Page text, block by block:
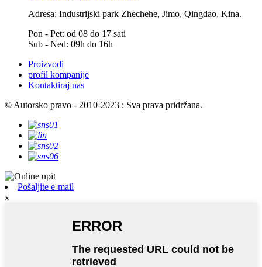
Adresa: Industrijski park Zhechehe, Jimo, Qingdao, Kina.
Pon - Pet: od 08 do 17 sati
Sub - Ned: 09h do 16h
Proizvodi
profil kompanije
Kontaktiraj nas
© Autorsko pravo - 2010-2023 : Sva prava pridržana.
Pošaljite e-mail
x